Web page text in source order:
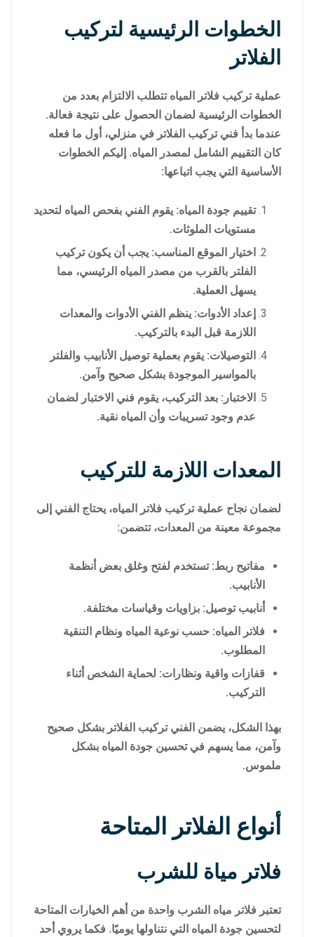
الخطوات الرئيسية لتركيب
الفلاتر
عملية تركيب فلاتر المياه تتطلب الالتزام بعدد من
الخطوات الرئيسية لضمان الحصول على نتيجة فعالة.
عندما بدأ فني تركيب الفلاتر في منزلي، أول ما فعله
كان التقييم الشامل لمصدر المياه. إليكم الخطوات
الأساسية التي يجب اتباعها:
تقييم جودة المياه: يقوم الفني بفحص المياه لتحديد
مستويات الملوثات.
اختيار الموقع المناسب: يجب أن يكون تركيب
الفلتر بالقرب من مصدر المياه الرئيسي، مما
يسهل العملية.
إعداد الأدوات: ينظم الفني الأدوات والمعدات
اللازمة قبل البدء بالتركيب.
التوصيلات: يقوم بعملية توصيل الأنابيب والفلتر
بالمواسير الموجودة بشكل صحيح وآمن.
الاختبار: بعد التركيب، يقوم فني الاختبار لضمان
عدم وجود تسريبات وأن المياه نقية.
المعدات اللازمة للتركيب
لضمان نجاح عملية تركيب فلاتر المياه، يحتاج الفني إلى
مجموعة معينة من المعدات، تتضمن:
مفاتيح ربط: تستخدم لفتح وغلق بعض أنظمة
الأنابيب.
أنابيب توصيل: بزاويات وقياسات مختلفة.
فلاتر المياه: حسب نوعية المياه ونظام التنقية
المطلوب.
قفازات واقية ونظارات: لحماية الشخص أثناء
التركيب.
بهذا الشكل، يضمن الفني تركيب الفلاتر بشكل صحيح
وآمن، مما يسهم في تحسين جودة المياه بشكل
ملموس.
أنواع الفلاتر المتاحة
فلاتر مياة للشرب
تعتبر فلاتر مياه الشرب واحدة من أهم الخيارات المتاحة
لتحسين جودة المياه التي نتناولها يوميًا. فكما يروي أحد